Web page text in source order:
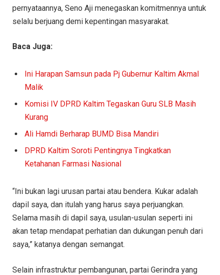
pernyataannya, Seno Aji menegaskan komitmennya untuk
selalu berjuang demi kepentingan masyarakat.
Baca Juga:
Ini Harapan Samsun pada Pj Gubernur Kaltim Akmal
Malik
Komisi IV DPRD Kaltim Tegaskan Guru SLB Masih
Kurang
Ali Hamdi Berharap BUMD Bisa Mandiri
DPRD Kaltim Soroti Pentingnya Tingkatkan
Ketahanan Farmasi Nasional
“Ini bukan lagi urusan partai atau bendera. Kukar adalah
dapil saya, dan itulah yang harus saya perjuangkan.
Selama masih di dapil saya, usulan-usulan seperti ini
akan tetap mendapat perhatian dan dukungan penuh dari
saya,” katanya dengan semangat.
Selain infrastruktur pembangunan, partai Gerindra yang